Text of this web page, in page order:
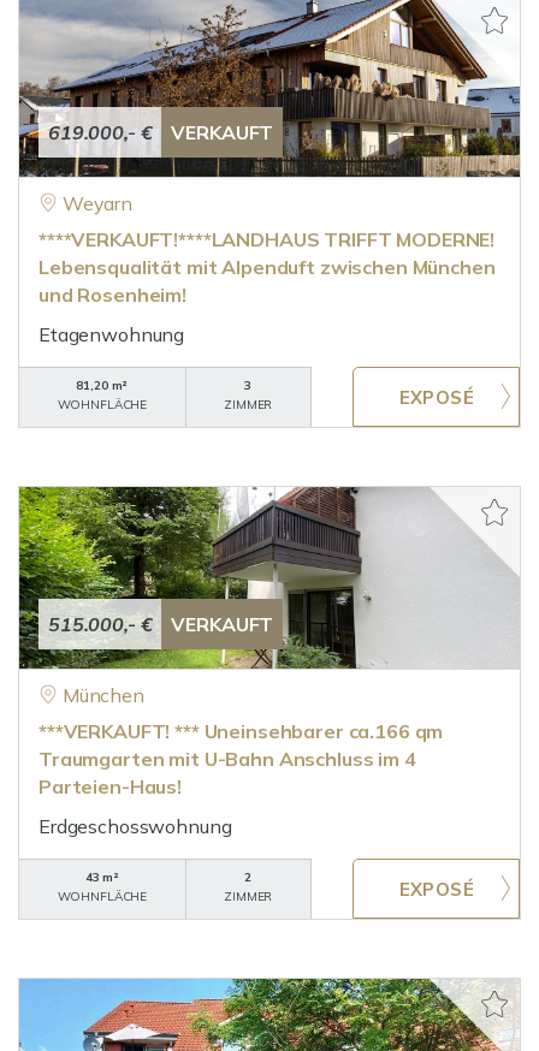
619.000,- € VERKAUFT
Weyarn
****VERKAUFT!****LANDHAUS TRIFFT MODERNE!
Lebensqualität mit Alpenduft zwischen München
und Rosenheim!
Etagenwohnung
81,20 m²
WOHNFLÄCHE
3
ZIMMER
515.000,- € VERKAUFT
München
***VERKAUFT! *** Uneinsehbarer ca.166 qm
Traumgarten mit U-Bahn Anschluss im 4
Parteien-Haus!
Erdgeschosswohnung
43 m²
WOHNFLÄCHE
2
ZIMMER